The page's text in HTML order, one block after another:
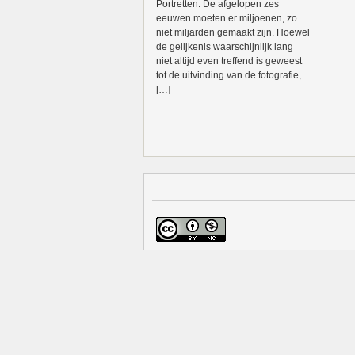
Portretten. De afgelopen zes
eeuwen moeten er miljoenen, zo
niet miljarden gemaakt zijn. Hoewel
de gelijkenis waarschijnlijk lang
niet altijd even treffend is geweest
tot de uitvinding van de fotografie,
[…]